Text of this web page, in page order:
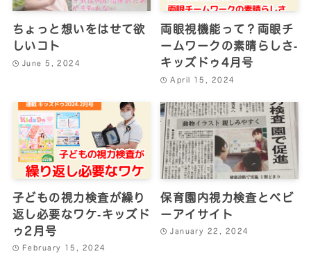
ちょっと想いをはせて欲
しいコト
June 5, 2024
両眼視機能って？両眼チ
ームワークの素晴らしさ‐
キッズドゥ4月号
April 15, 2024
子どもの視力検査が繰り
返し必要なワケ‐キッズド
ゥ2月号
February 15, 2024
保育園内視力検査とベビ
ーアイサイト
January 22, 2024